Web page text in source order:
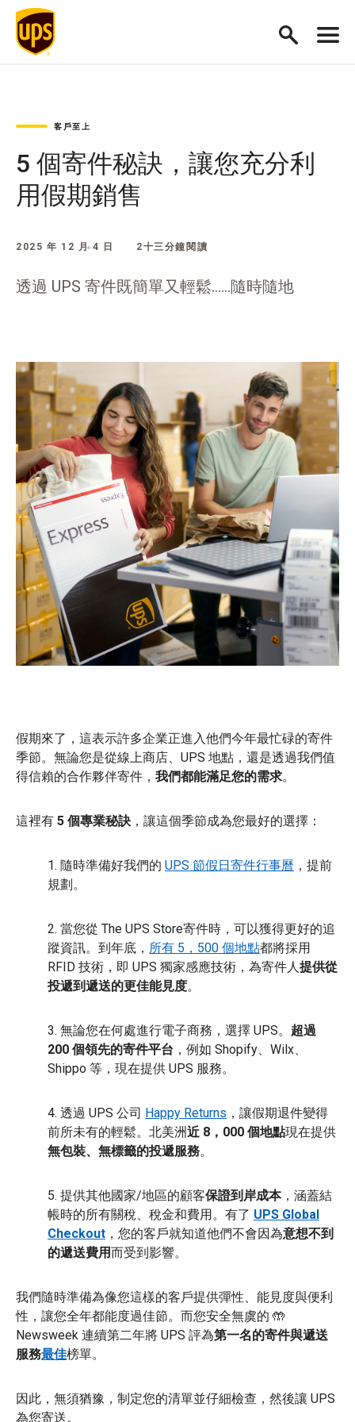
客戶至上
5 個寄件秘訣，讓您充分利
用假期銷售
2025 年 12 月 4 日 2十三分鐘閱讀
透過 UPS 寄件既簡單又輕鬆......隨時隨地
假期來了，這表示許多企業正進入他們今年最忙碌的寄件
季節。無論您是從線上商店、UPS 地點，還是透過我們值
得信賴的合作夥伴寄件， 我們都能滿足您的需求。
這裡有 5 個專業秘訣 ，讓這個季節成為您最好的選擇：
1. 隨時準備好我們的 UPS 節假日寄件行事曆 ，提前
規劃。
2. 當您從 The UPS Store寄件時，可以獲得更好的追
蹤資訊。到年底， 所有 5，500 個地點都將採用
RFID 技術，即 UPS 獨家感應技術，為寄件人提供從
投遞到遞送的更佳能見度。
3. 無論您在何處進行電子商務，選擇 UPS。 超過
200 個領先的寄件平台 ，例如 Shopify、Wilx、
Shippo 等，現在提供 UPS 服務。
4. 透過 UPS 公司 Happy Returns ，讓假期退件變得
前所未有的輕鬆。北美洲近 8，000 個地點現在提供
無包裝、無標籤的投遞服務。
5. 提供其他國家/地區的顧客保證到岸成本，涵蓋結
帳時的所有關稅、稅金和費用。有了 UPS Global
Checkout ，您的客戶就知道他們不會因為意想不到
的遞送費用而受到影響。
我們隨時準備為像您這樣的客戶提供彈性、能見度與便利
性，讓您全年都能度過佳節。而您安全無虞的 🤲
Newsweek 連續第二年將 UPS 評為第一名的寄件與遞送
服務最佳榜單。
因此，無須猶豫，制定您的清單並仔細檢查，然後讓 UPS
為您寄送。